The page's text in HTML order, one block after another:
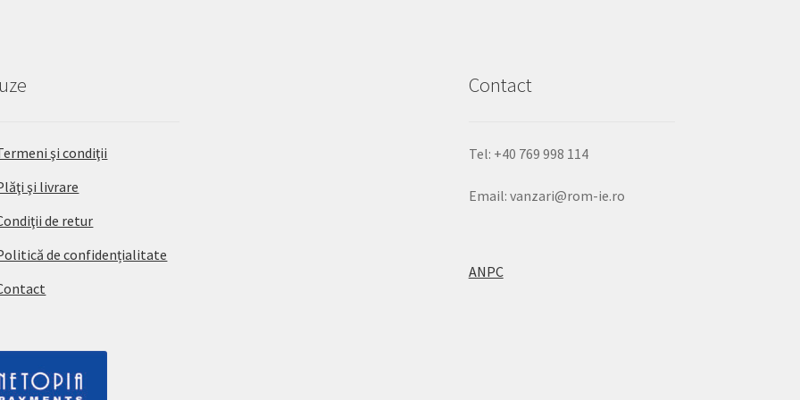
şi condiţii
şi livrare
de retur
de confidențialitate
Contact
Tel: +40 769 998 114
Email: vanzari@rom-ie.ro
ANPC